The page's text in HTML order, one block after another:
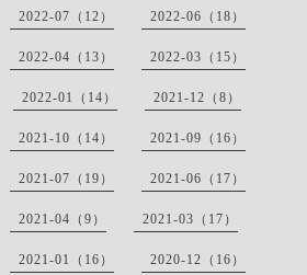
2022-07（12） 2022-06（18）
2022-04（13） 2022-03（15）
2022-01（14） 2021-12（8）
2021-10（14） 2021-09（16）
2021-07（19） 2021-06（17）
2021-04（9） 2021-03（17）
2021-01（16） 2020-12（16）